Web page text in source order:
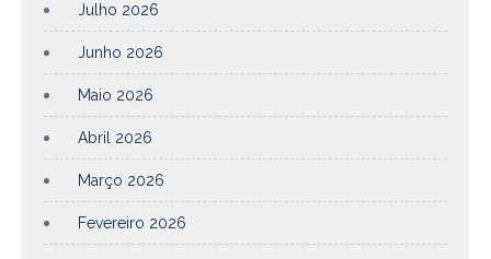
Julho 2026
Junho 2026
Maio 2026
Abril 2026
Março 2026
Fevereiro 2026